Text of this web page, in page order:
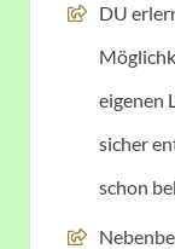
DU
eigenen
sicher
schon